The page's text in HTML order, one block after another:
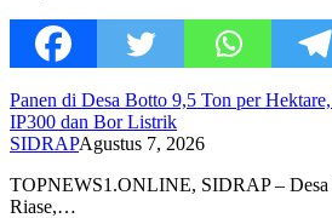
Panen di Desa Botto 9,5 Ton per
IP300 dan Bor Listrik
SIDRAPAgustus 7, 2026
TOPNEWS1.ONLINE, SIDRAP – Desa
Riase,…